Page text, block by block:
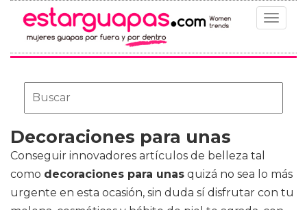
Toggle
Decoraciones para unas
Conseguir innovadores artículos de belleza tal
como decoraciones para unas quizá no sea lo más
urgente en esta ocasión, sin duda sí disfrutar con tu